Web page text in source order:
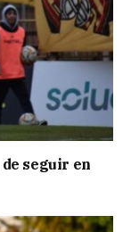
seguir en